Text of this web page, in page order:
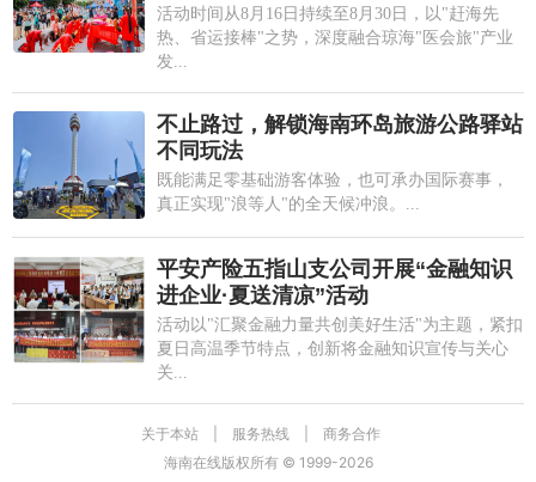
活动时间从8月16日持续至8月30日，以"赶海先
热、省运接棒"之势，深度融合琼海"医会旅"产业
发...
不止路过，解锁海南环岛旅游公路驿站
不同玩法
既能满足零基础游客体验，也可承办国际赛事，
真正实现"浪等人"的全天候冲浪。...
平安产险五指山支公司开展“金融知识
进企业·夏送清凉”活动
活动以"汇聚金融力量共创美好生活"为主题，紧扣
夏日高温季节特点，创新将金融知识宣传与关心
关...
关于本站 服务热线
商务合作
海南在线版权所有 © 1999-2026